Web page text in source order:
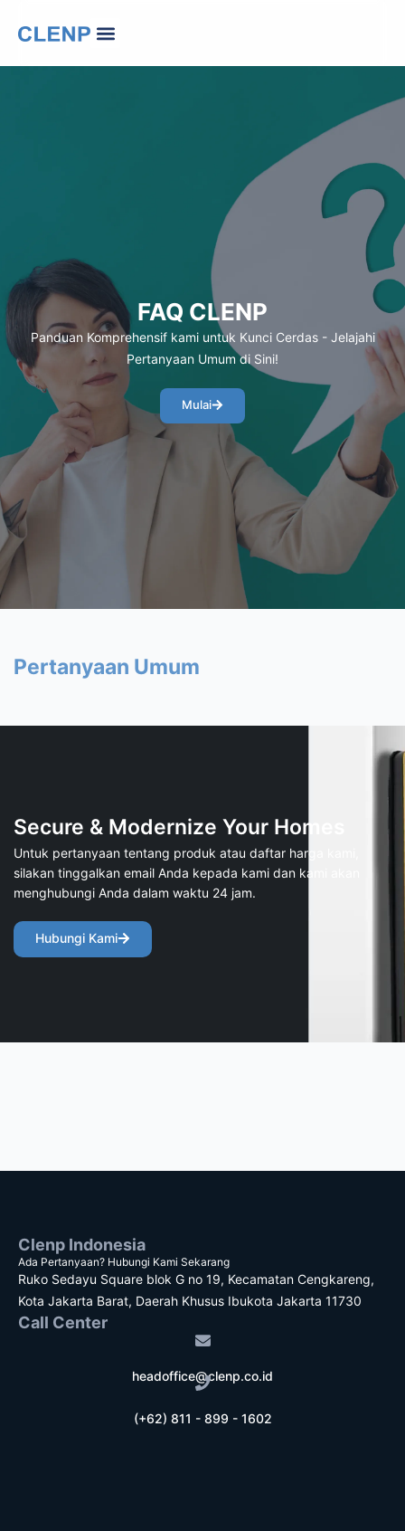
Menu
FAQ CLENP
Panduan Komprehensif kami untuk Kunci Cerdas - Jelajahi
Pertanyaan Umum di Sini!
Mulai
Pertanyaan Umum
Secure & Modernize Your Homes
Untuk pertanyaan tentang produk atau daftar harga kami,
silakan tinggalkan email Anda kepada kami dan kami akan
menghubungi Anda dalam waktu 24 jam.
Hubungi Kami
Clenp Indonesia
Ada Pertanyaan? Hubungi Kami Sekarang
Ruko Sedayu Square blok G no 19, Kecamatan Cengkareng,
Kota Jakarta Barat, Daerah Khusus Ibukota Jakarta 11730
Call Center
headoffice@clenp.co.id
(+62) 811 - 899 - 1602